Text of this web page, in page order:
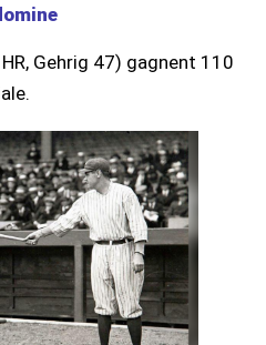
Gehrig 47) gagnent 110